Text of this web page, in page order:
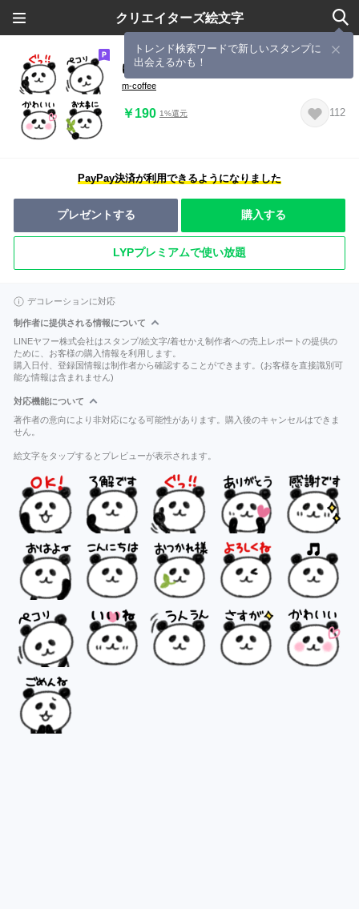
クリエイターズ絵文字
トレンド検索ワードで新しいスタンプに
出会えるかも！
ゆるパンダ絵文字
m-coffee
￥190 1%還元 112
PayPay決済が利用できるようになりました
プレゼントする 購入する
LYPプレミアムで使い放題
デコレーションに対応
制作者に提供される情報について
LINEヤフー株式会社はスタンプ/絵文字/着せかえ制作者への売上レポートの提供の
ために、お客様の購入情報を利用します。
購入日付、登録国情報は制作者から確認することができます。(お客様を直接識別可
能な情報は含まれません)
対応機能について
著作者の意向により非対応になる可能性があります。購入後のキャンセルはできま
せん。
絵文字をタップするとプレビューが表示されます。